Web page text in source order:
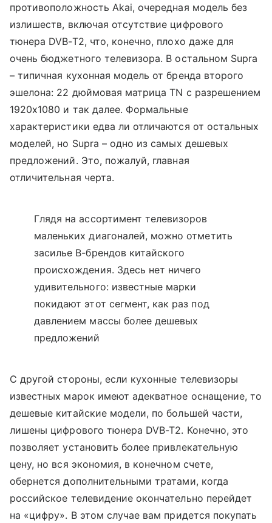
противоположность Akai, очередная модель без
излишеств, включая отсутствие цифрового
тюнера DVB-T2, что, конечно, плохо даже для
очень бюджетного телевизора. В остальном Supra
– типичная кухонная модель от бренда второго
эшелона: 22 дюймовая матрица TN с разрешением
1920x1080 и так далее. Формальные
характеристики едва ли отличаются от остальных
моделей, но Supra – одно из самых дешевых
предложений. Это, пожалуй, главная
отличительная черта.
Глядя на ассортимент телевизоров
маленьких диагоналей, можно отметить
засилье B-брендов китайского
происхождения. Здесь нет ничего
удивительного: известные марки
покидают этот сегмент, как раз под
давлением массы более дешевых
предложений
С другой стороны, если кухонные телевизоры
известных марок имеют адекватное оснащение, то
дешевые китайские модели, по большей части,
лишены цифрового тюнера DVB-T2. Конечно, это
позволяет установить более привлекательную
цену, но вся экономия, в конечном счете,
обернется дополнительными тратами, когда
российское телевидение окончательно перейдет
на «цифру». В этом случае вам придется покупать